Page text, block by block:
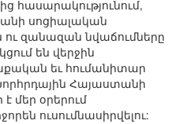
հասարակությունում,
սոցիալական
զանազան նվաճումները
են վերջին
եւ հումանիտար
Հայաստանի
մեր օրերում
ուսումնասիրվելու: